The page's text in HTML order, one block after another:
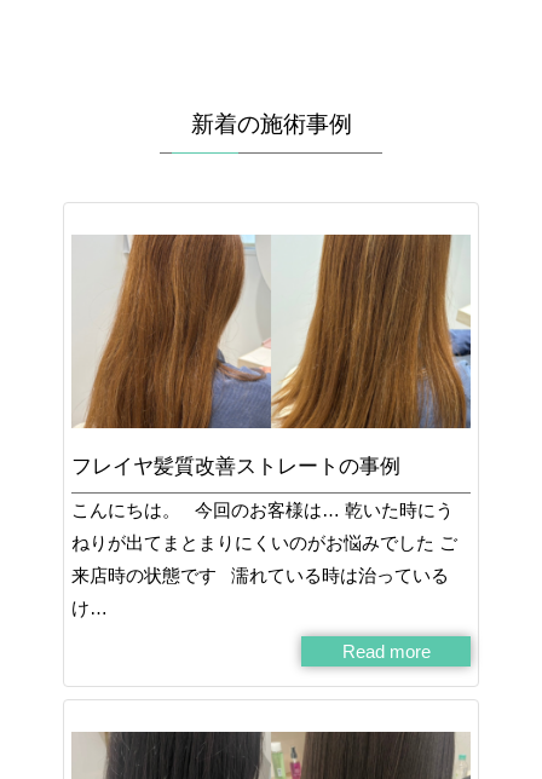
新着の施術事例
フレイヤ髪質改善ストレートの事例
こんにちは。 今回のお客様は… 乾いた時にう
ねりが出てまとまりにくいのがお悩みでした ご
来店時の状態です 濡れている時は治っている
け…
Read more